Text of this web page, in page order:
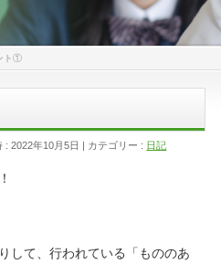
ト①
: 2022年10月5日 カテゴリー : 日記
して、行われている「もののあ